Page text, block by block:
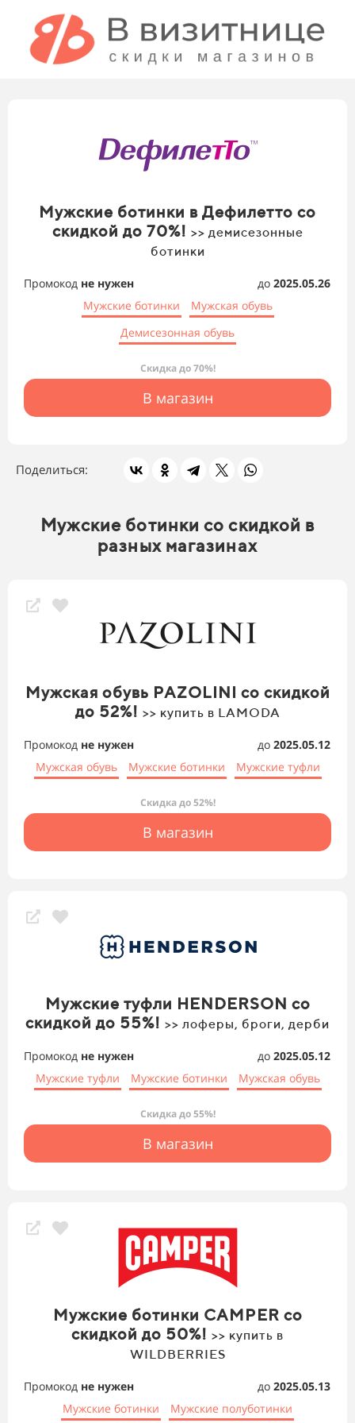
Мужские ботинки в Дефилетто со
скидкой до 70%! >> демисезонные
ботинки
Промокод не нужен до 2025.05.26
Мужские ботинки
Мужская обувь
Демисезонная обувь
Скидка до 70%!
В магазин
Поделиться:
Мужские ботинки со скидкой в
разных магазинах
Мужская обувь PAZOLINI со скидкой
до 52%! >> купить в LAMODA
Промокод не нужен до 2025.05.12
Мужская обувь
Мужские ботинки Мужские туфли
Скидка до 52%!
В магазин
Мужские туфли HENDERSON со
скидкой до 55%! >> лоферы, броги, дерби
Промокод не нужен до 2025.05.12
Мужские туфли
Мужские ботинки Мужская обувь
Скидка до 55%!
В магазин
Мужские ботинки CAMPER со
скидкой до 50%! >> купить в
WILDBERRIES
Промокод не нужен до 2025.05.13
Мужские ботинки
Мужские полуботинки